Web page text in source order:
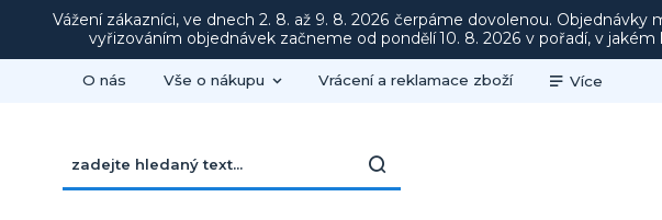
Vážení zákazníci, ve dnech 2. 8. až 9. 8. 2026 čerpáme dovolenou.
vyřizováním objednávek začneme od pondělí 10. 8. 2026 v pořadí, v
O nás Vše o nákupu Vrácení a reklamace zboží Více